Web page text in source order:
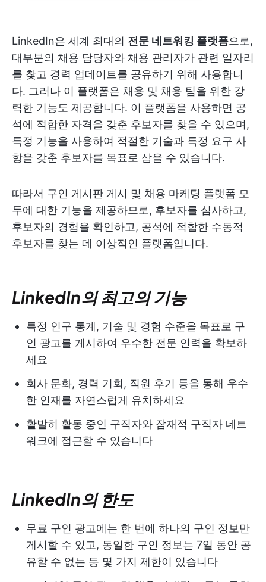
LinkedIn은 세계 최대의 전문 네트워킹 플랫폼으로,
대부분의 채용 담당자와 채용 관리자가 관련 일자리
를 찾고 경력 업데이트를 공유하기 위해 사용합니
다. 그러나 이 플랫폼은 채용 및 채용 팀을 위한 강
력한 기능도 제공합니다. 이 플랫폼을 사용하면 공
석에 적합한 자격을 갖춘 후보자를 찾을 수 있으며,
특정 기능을 사용하여 적절한 기술과 특정 요구 사
항을 갖춘 후보자를 목표로 삼을 수 있습니다.
따라서 구인 게시판 게시 및 채용 마케팅 플랫폼 모
두에 대한 기능을 제공하므로, 후보자를 심사하고,
후보자의 경험을 확인하고, 공석에 적합한 수동적
후보자를 찾는 데 이상적인 플랫폼입니다.
LinkedIn의 최고의 기능
특정 인구 통계, 기술 및 경험 수준을 목표로 구
인 광고를 게시하여 우수한 전문 인력을 확보하
세요
회사 문화, 경력 기회, 직원 후기 등을 통해 우수
한 인재를 자연스럽게 유치하세요
활발히 활동 중인 구직자와 잠재적 구직자 네트
워크에 접근할 수 있습니다
LinkedIn의 한도
무료 구인 광고에는 한 번에 하나의 구인 정보만
게시할 수 있고, 동일한 구인 정보는 7일 동안 공
유할 수 없는 등 몇 가지 제한이 있습니다